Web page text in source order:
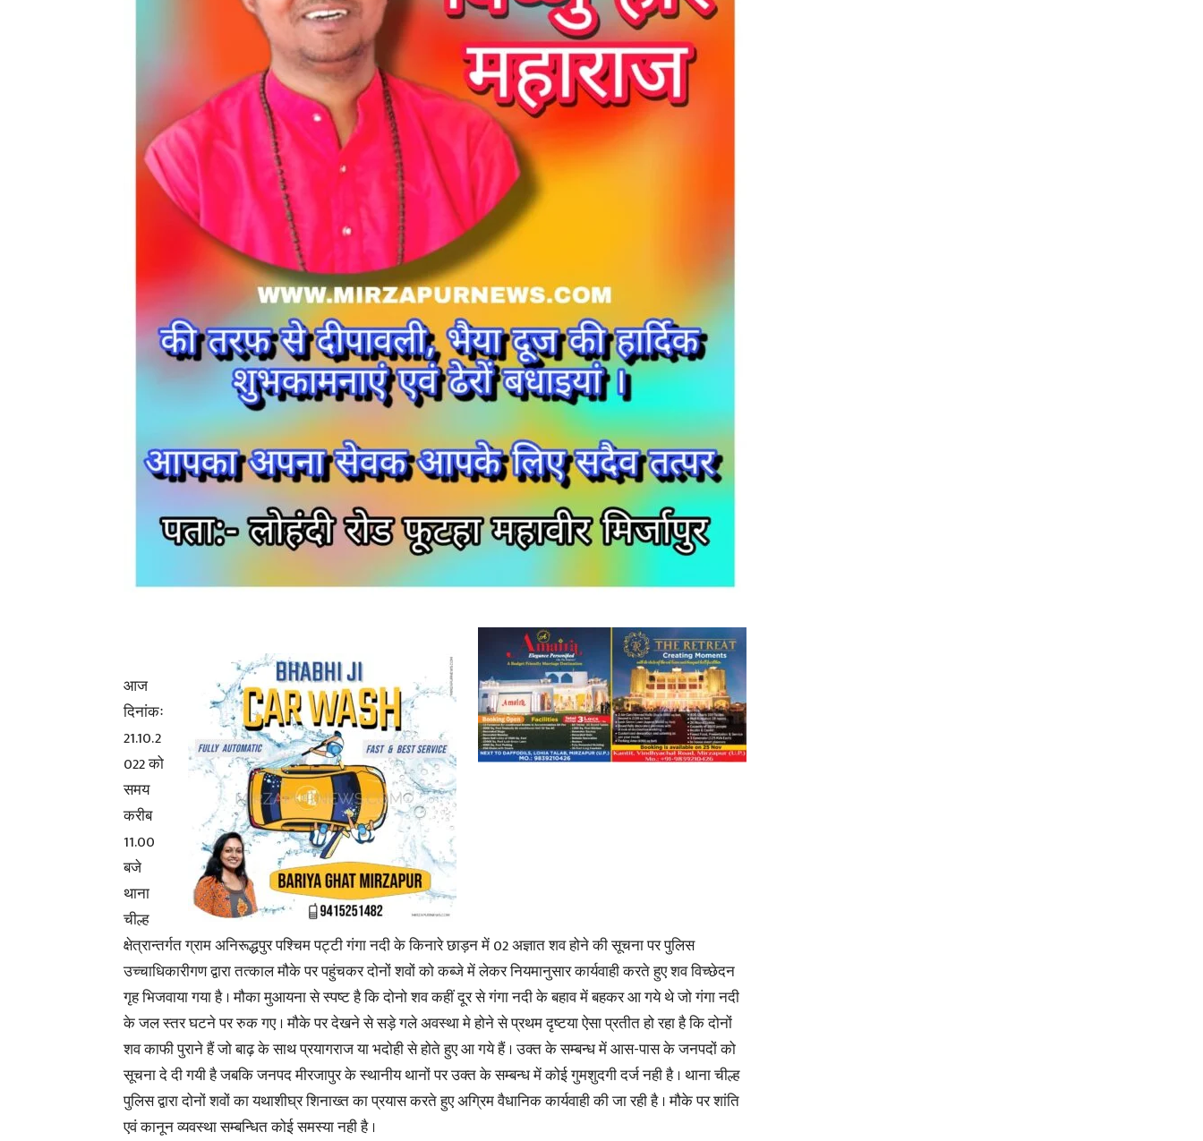
in
Today
Hindi
Paper
आज
दिनांकः
21.10.2
022 को
समय
करीब
11.00
बजे
थाना
चील्ह
क्षेत्रान्तर्गत ग्राम अनिरूद्धपुर पश्चिम पट्टी गंगा नदी के किनारे छाड़न में 02 अज्ञात शव होने की सूचना पर पुलिस
उच्चाधिकारीगण द्वारा तत्काल मौके पर पहुंचकर दोनों शवों को कब्जे में लेकर नियमानुसार कार्यवाही करते हुए शव विच्छेदन
गृह भिजवाया गया है । मौका मुआयना से स्पष्ट है कि दोनो शव कहीं दूर से गंगा नदी के बहाव में बहकर आ गये थे जो गंगा नदी
के जल स्तर घटने पर रुक गए । मौके पर देखने से सड़े गले अवस्था मे होने से प्रथम दृष्टया ऐसा प्रतीत हो रहा है कि दोनों
शव काफी पुराने हैं जो बाढ़ के साथ प्रयागराज या भदोही से होते हुए आ गये हैं । उक्त के सम्बन्ध में आस-पास के जनपदों को
सूचना दे दी गयी है जबकि जनपद मीरजापुर के स्थानीय थानों पर उक्त के सम्बन्ध में कोई गुमशुदगी दर्ज नही है । थाना चील्ह
पुलिस द्वारा दोनों शवों का यथाशीघ्र शिनाख्त का प्रयास करते हुए अग्रिम वैधानिक कार्यवाही की जा रही है । मौके पर शांति
एवं कानून व्यवस्था सम्बन्धित कोई समस्या नही है ।